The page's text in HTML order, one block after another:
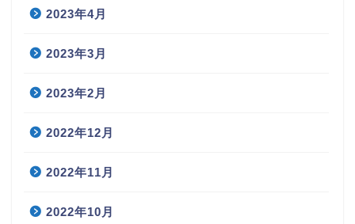
2023年4月
2023年3月
2023年2月
2022年12月
2022年11月
2022年10月